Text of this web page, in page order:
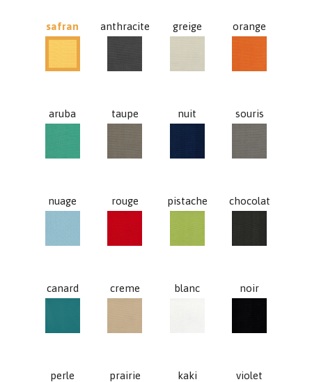
safran
anthracite
greige
orange
aruba
taupe
nuit
souris
nuage
rouge
pistache
chocolat
canard
creme
blanc
noir
perle
prairie
kaki
violet